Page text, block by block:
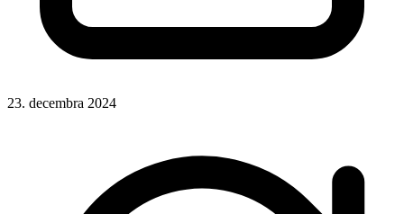
23. decembra 2024